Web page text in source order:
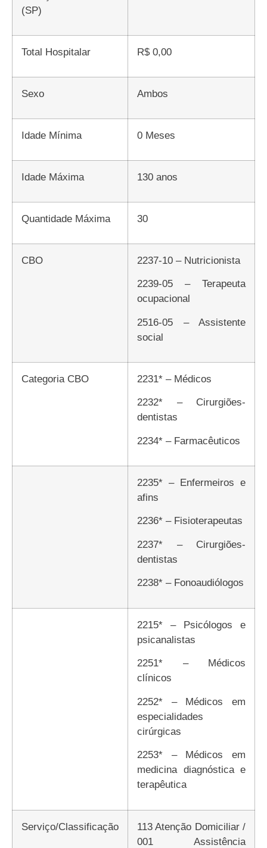
(SP)
Total Hospitalar R$ 0,00
Sexo Ambos
Idade Mínima 0 Meses
Idade Máxima 130 anos
Quantidade Máxima 30
CBO
2237-10 – Nutricionista
2239-05 – Terapeuta
ocupacional
2516-05 – Assistente
social
Categoria CBO
2231* – Médicos
2232* – Cirurgiões-
dentistas
2234* – Farmacêuticos
2235* – Enfermeiros e
afins
2236* – Fisioterapeutas
2237* – Cirurgiões-
dentistas
2238* – Fonoaudiólogos
2215* – Psicólogos e
psicanalistas
2251* – Médicos
clínicos
2252* – Médicos em
especialidades
cirúrgicas
2253* – Médicos em
medicina diagnóstica e
terapêutica
Serviço/Classificação
113 Atenção Domiciliar /
001 Assistência